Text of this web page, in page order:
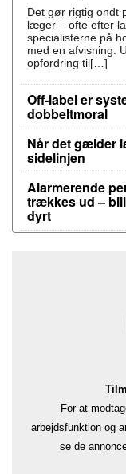
Det gør rigtig ondt
læger – ofte efter
specialisterne på
med en afvisning.
opfordring til[…]
Off-label er
dobbeltmoral
Når det gælder
sidelinjen
Alarmerende
trækkes ud –
dyrt
For at
arbejdsfunktion og
se de